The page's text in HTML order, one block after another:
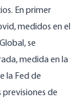
En primer
medidos en el
se
medida en la
la Fed de
previsiones de